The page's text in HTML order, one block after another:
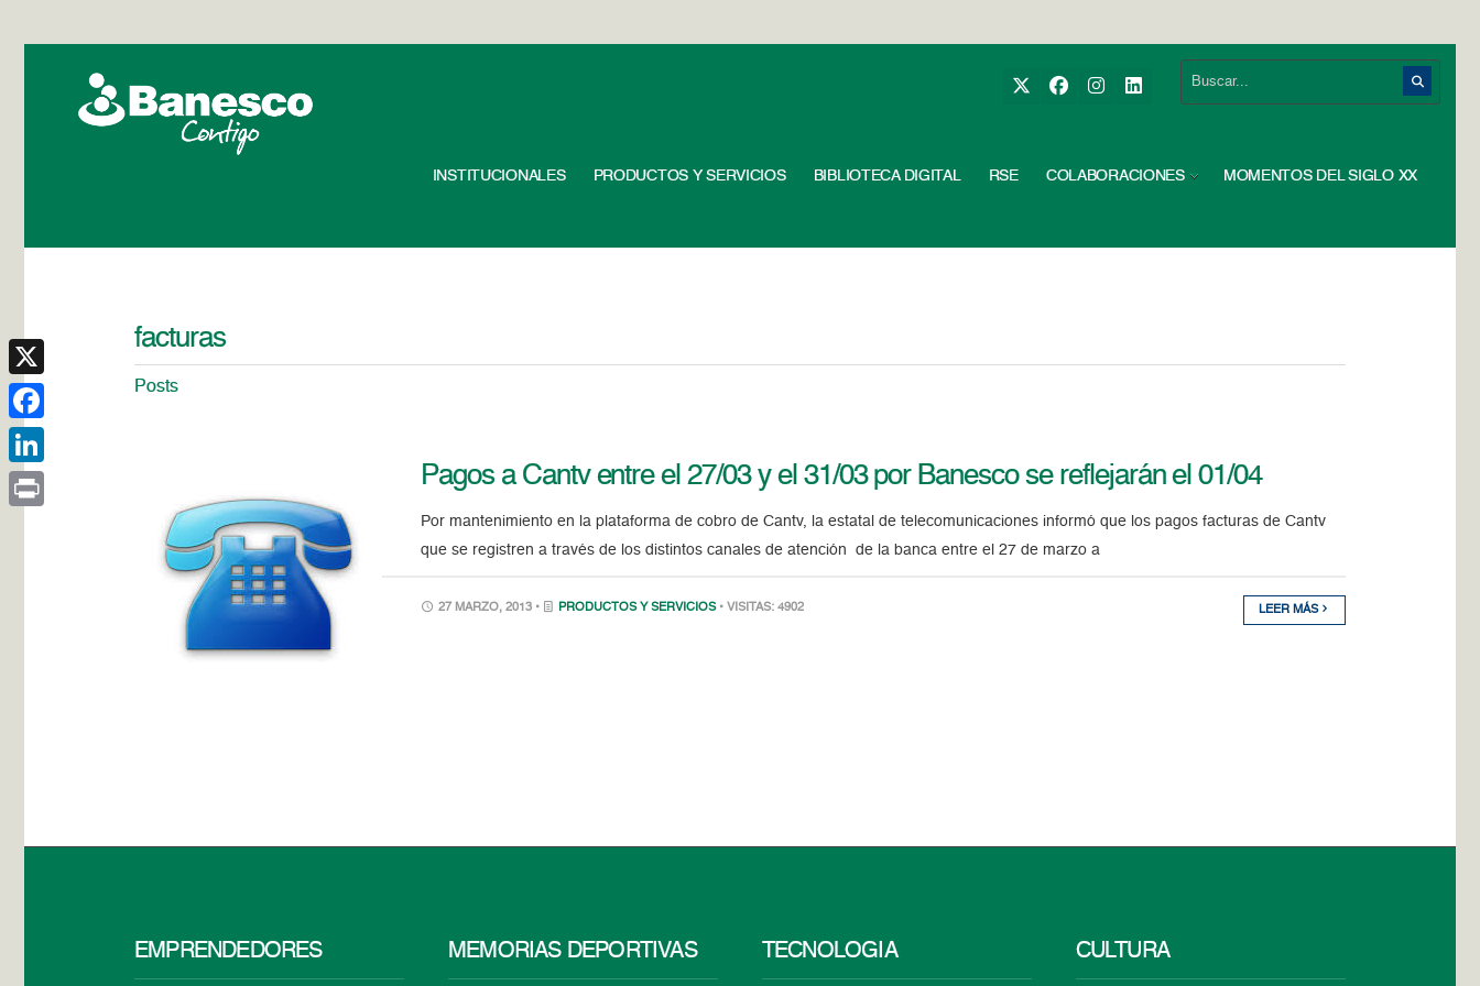
INSTITUCIONALES PRODUCTOS Y SERVICIOS BIBLIOTECA DIGITAL RSE COLABORACIONES MOMENTOS DEL SIGLO XX
facturas
Posts
Pagos a Cantv entre el 27/03 y el 31/03 por Banesco se reflejarán el 01/04
Por mantenimiento en la plataforma de cobro de Cantv, la estatal de telecomunicaciones informó que los pagos facturas de Cantv
que se registren a través de los distintos canales de atención de la banca entre el 27 de marzo a
27 MARZO, 2013 • PRODUCTOS Y SERVICIOS • VISITAS: 4902 LEER MÁS
EMPRENDEDORES MEMORIAS DEPORTIVAS TECNOLOGÍA CULTURA
X
Facebook
LinkedIn